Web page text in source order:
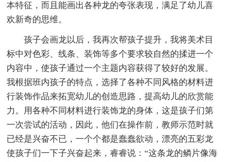
本特征，而且能画出各种龙的夸张表现，满足了幼儿喜
欢新奇的思维。
孩子会画龙以后，我再次帮孩子提升，我将美术目
标中对色彩、线条、装饰等多个要求较自然的揉进一个
内容中，使孩子通过一个主题内容获得了较好的发展。
我根据班内孩子的特点，选择了各种不同风格的材料进
行装饰作品来拓宽幼儿的创造思路，提高幼儿的欣赏能
力。用各种不同材料进行装饰龙的身体，这是孩子们第
一次尝试的活动，因此，他们在操作前，教师示范时就
已经是兴奋不已，一个个都是蠢蠢欲动，漂亮的五彩龙
使孩子们一下子兴奋起来，睿睿说：“这条龙的鳞片像海